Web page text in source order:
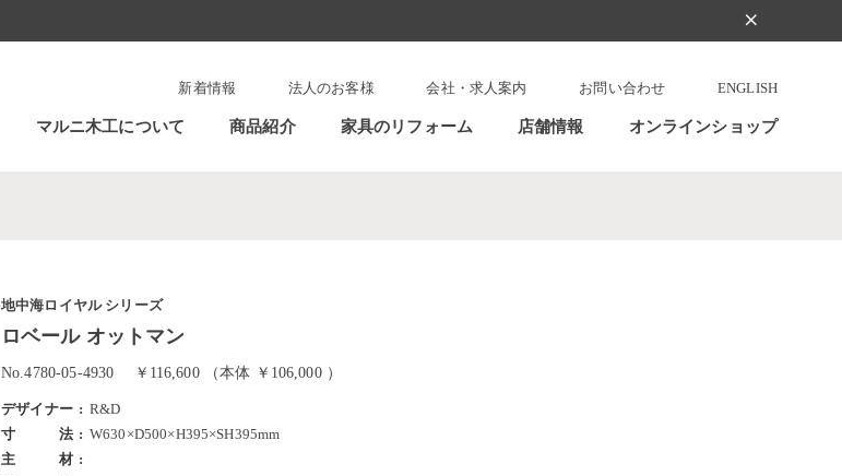
clear
マルニ木工について 商品紹介 家具のリフォーム 店舗情報 オンラインショップ
新着情報 法人のお客様 会社・求人案内 お問い合わせ ENGLISH
地中海ロイヤル シリーズ
ロベール オットマン
No.4780-05-4930 ￥116,600 （本体 ￥106,000 ）
デザイナー
R&D
寸法
W630×D500×H395×SH395mm
主材